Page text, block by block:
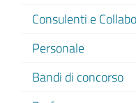
Consulenti e
Personale
Bandi di concorso